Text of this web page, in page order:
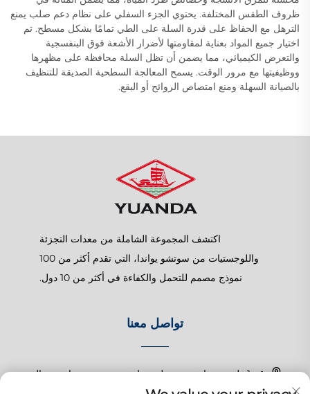
ظروف الطقس المختلفة. يحتوي الجزء السفلي على نظام دعم صلب يمنع
الترهل مع الحفاظ على قدرة السلة على الطي تمامًا بشكل مسطح. تم
اختيار جميع المواد بعناية لمقاومتها لأضرار الأشعة فوق البنفسجية
والتعرض الكيميائي، مما يضمن أن تظل السلة محافظة على مظهرها
ووظيفيتها مع مرور الوقت. يسمح المعالجة السطحية الصديقة للتنظيف
بالصيانة السهلة ومنع امتصاص الروائح أو البقع.
اكتشف المجموعة الشاملة من معدات التجزئة
واللوجستيات من سوتشو يواندا، التي تقدم أكثر من 100
نموذج مصمم للتحمل والكفاءة في أكثر من 10 دول.
تواصل معنا
رقم 1 طريق تشانغتشون، بلدة شانغهو، سوزهو، جيانغسو، الصين